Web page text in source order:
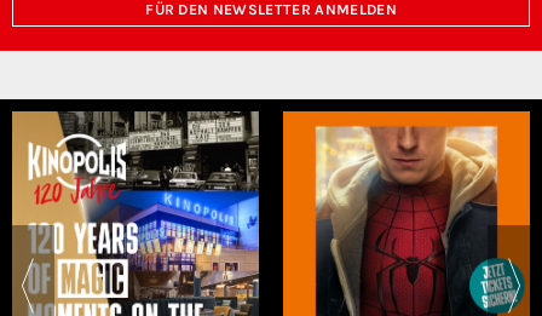
FÜR DEN NEWSLETTER ANMELDEN